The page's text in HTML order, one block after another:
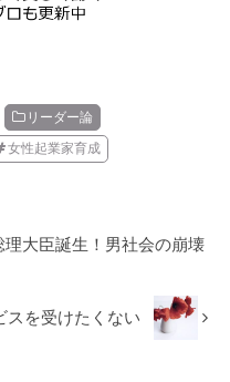
リーダー論
女性起業家育成
理大臣誕生！男社会の崩壊
スを受けたくない